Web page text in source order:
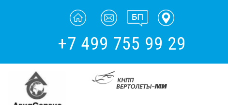
+7 499 755 99 29